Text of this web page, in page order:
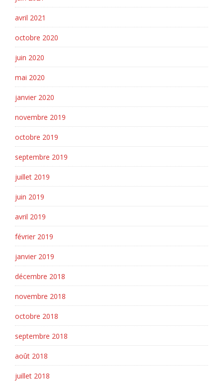
avril 2021
octobre 2020
juin 2020
mai 2020
janvier 2020
novembre 2019
octobre 2019
septembre 2019
juillet 2019
juin 2019
avril 2019
février 2019
janvier 2019
décembre 2018
novembre 2018
octobre 2018
septembre 2018
août 2018
juillet 2018